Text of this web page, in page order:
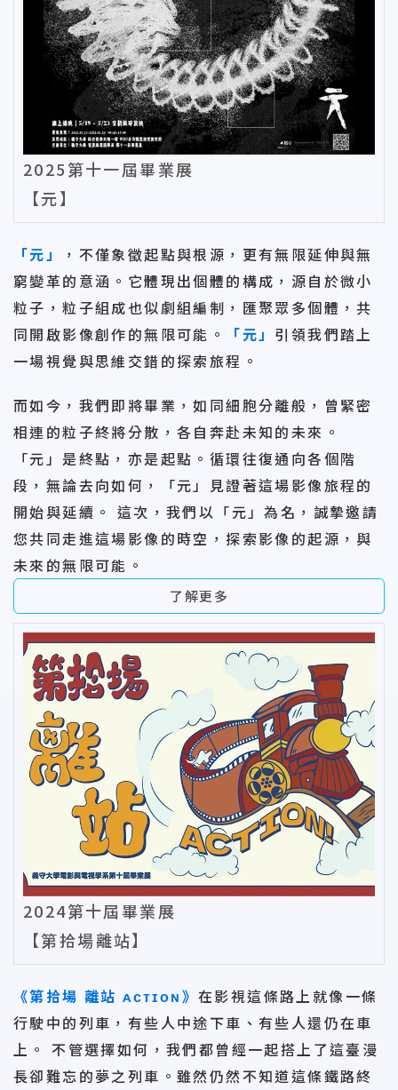
2025第十一屆畢業展
【元】
「元」
，不僅象徵起點與根源，更有無限延伸與無
窮變革的意涵。它體現出個體的構成，源自於微小
粒子，粒子組成也似劇組編制，匯聚眾多個體，共
同開啟影像創作的無限可能。
「元」 引領我們踏上
一場視覺與思維交錯的探索旅程。
而如今，我們即將畢業，如同細胞分離般，曾緊密
相連的粒子終將分散，各自奔赴未知的未來。
「元」是終點，亦是起點。循環往復通向各個階
段，無論去向如何，「元」見證著這場影像旅程的
開始與延續。 這次，我們以「元」為名，誠摯邀請
您共同走進這場影像的時空，探索影像的起源，與
未來的無限可能。
了解更多
2024第十屆畢業展
【第拾場離站】
《第拾場 離站 ᴀᴄᴛɪᴏɴ》 在影視這條路上就像一條
行駛中的列車，有些人中途下車、有些人還仍在車
上。 不管選擇如何，我們都曾經一起搭上了這臺漫
長卻難忘的夢之列車。雖然仍然不知道這條鐵路終